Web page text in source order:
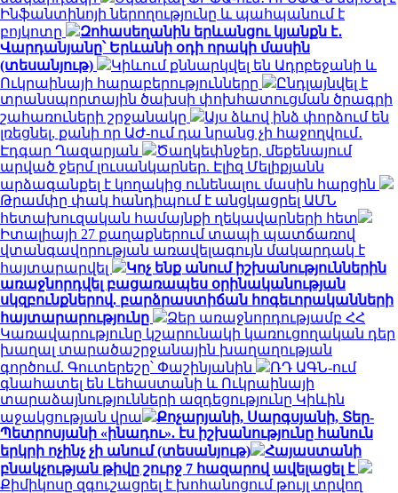
Ինֆանտինոյի ներողությունը և պահպանում է
բոյկոտը
Զոհասեղանին երևանցու կյանքն է․
Վարդանյանը՝ Երևանի օդի որակի մասին
(տեսանյութ)
Կիևում քննարկվել են Ադրբեջանի և
Ուկրաինայի հարաբերությունները
Ընդլայնվել է
տրանսպորտային ծախսի փոխհատուցման ծրագրի
շահառուների շրջանակը
Այս ձևով ինձ փորձում են
լռեցնել, քանի որ ԱԺ-ում դա նրանց չի հաջողվում․
Էդգար Ղազարյան
Ծաղկեփնջեր, մեքենայում
արված ջերմ լուսանկարներ. Էլիզ Մելիքյանն
արձագանքել է կողակից ունենալու մասին հարցին
Թրամփը փակ հանդիպում է անցկացրել ԱՄՆ
հետախուզական համայնքի ղեկավարների հետ
Իտալիայի 27 քաղաքներում տապի պատճառով
վտանգավորության առավելագույն մակարդակ է
հայտարարվել
Կոչ ենք անում իշխանություններին
առաջնորդվել բացառապես օրինականության
սկզբունքներով. բարձրաստիճան հոգեւորականների
հայտարարությունը
Ձեր առաջնորդությամբ ՀՀ
Կառավարությունը կշարունակի կառուցողական դեր
խաղալ տարածաշրջանային խաղաղության
գործում. Գուտերեշը՝ Փաշինյանին
ՌԴ ԱԳՆ-ում
գնահատել են Լեհաստանի և Ուկրաինայի
տարաձայնությունների ազդեցությունը Կիևին
աջակցության վրա
Քոչարյանի, Սարգսյանի, Տեր-
Պետրոսյանի «ինադու». էս իշխանությունը հանուն
երկրի ոչինչ չի անում (տեսանյութ)
Հայաստանի
բնակչության թիվը շուրջ 7 հազարով ավելացել է
Քիմիկոսը զգուշացրել է խոհանոցում թույլ տրվող